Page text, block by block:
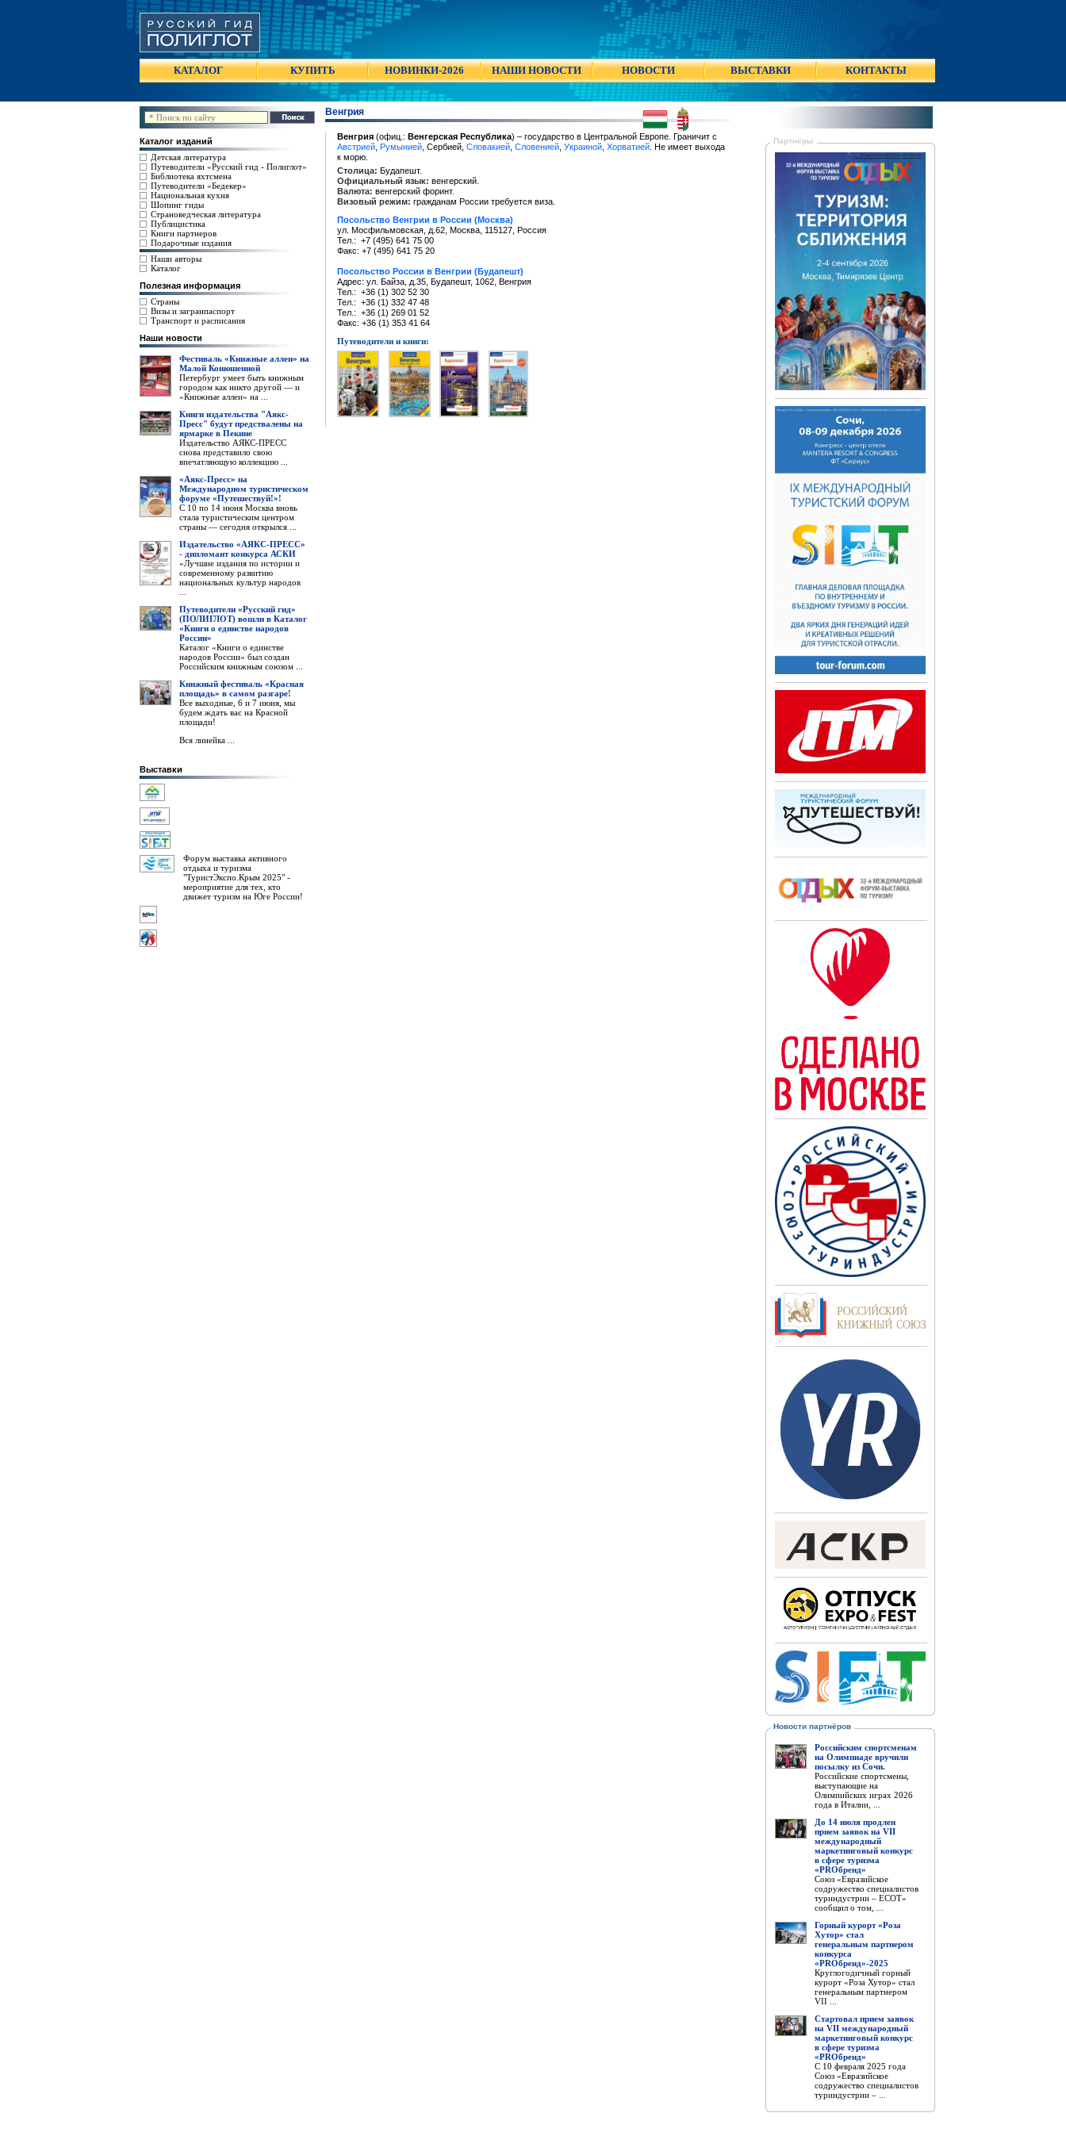
КАТАЛОГ КУПИТЬ НОВИНКИ-2026 НАШИ НОВОСТИ НОВОСТИ ВЫСТАВКИ КОНТАКТЫ
Каталог изданий
Детская литература
Путеводители «Русский гид - Полиглот»
Библиотека яхтсмена
Путеводители «Бедекер»
Национальная кухня
Шопинг гиды
Страноведческая литература
Публицистика
Книги партнеров
Подарочные издания
Наши авторы
Каталог
Полезная информация
Страны
Визы и загранпаспорт
Транспорт и расписания
Наши новости
Фестиваль «Книжные аллеи» на
Малой Конюшенной
Петербург умеет быть книжным
городом как никто другой — и
«Книжные аллеи» на ...
Книги издательства "Аякс-
Пресс" будут предствалены на
ярмарке в Пекине
Издательство АЯКС-ПРЕСС
снова представило свою
впечатляющую коллекцию ...
«Аякс-Пресс» на
Международном туристическом
форуме «Путешествуй!»!
С 10 по 14 июня Москва вновь
стала туристическим центром
страны — сегодня открылся ...
Издательство «АЯКС-ПРЕСС»
- дипломант конкурса АСКИ
«Лучшие издания по истории и
современному развитию
национальных культур народов
Путеводители «Русский гид»
(ПОЛИГЛОТ) вошли в Каталог
«Книги о единстве народов
России»
Каталог «Книги о единстве
народов России» был создан
Российским книжным союзом ...
Книжный фестиваль «Красная
площадь» в самом разгаре!
Все выходные, 6 и 7 июня, мы
будем ждать вас на Красной
площади!
Вся линейка ...
Выставки
Форум выставка активного
отдыха и туризма
"ТуристЭкспо.Крым 2025" -
мероприятие для тех, кто
движет туризм на Юге России!
Венгрия
Венгрия (офиц.: Венгерская Республика) – государство в Центральной Европе. Граничит с
Австрией Румынией , Сербией, Словакией Словенией Украиной Хорватией . Не имеет выхода
к морю.
Столица: Будапешт.
Официальный язык: венгерский.
Валюта: венгерский форинт.
Визовый режим: гражданам России требуется виза.
Посольство Венгрии в России (Москва)
ул. Мосфильмовская, д.62, Москва, 115127, Россия
Тел.: +7 (495) 641 75 00
Факс: +7 (495) 641 75 20
Посольство России в Венгрии (Будапешт)
Адрес: ул. Байза, д.35, Будапешт, 1062, Венгрия
Тел.: +36 (1) 302 52 30
Тел.: +36 (1) 332 47 48
Тел.: +36 (1) 269 01 52
Факс: +36 (1) 353 41 64
Путеводители и книги:
Партнёры
Новости партнёров
Российским спортсменам
на Олимпиаде вручили
посылку из Сочи.
Российские спортсмены,
выступающие на
Олимпийских играх 2026
года в Италии, ...
До 14 июля продлен
прием заявок на VII
международный
маркетинговый конкурс
в сфере туризма
«PROбренд»
Союз «Евразийское
содружество специалистов
туриндустрии – ЕСОТ»
сообщил о том, ...
Горный курорт «Роза
Хутор» стал
генеральным партнером
конкурса
«PROбренд»-2025
Круглогодичный горный
курорт «Роза Хутор» стал
генеральным партнером
VII ...
Стартовал прием заявок
на VII международный
маркетинговый конкурс
в сфере туризма
«PROбренд»
С 10 февраля 2025 года
Союз «Евразийское
содружество специалистов
туриндустрии – ...